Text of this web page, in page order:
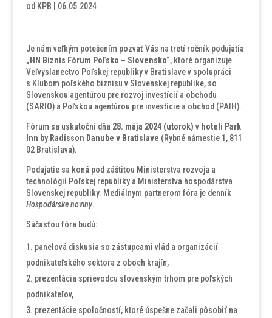
od KPB 06.05.2024
Je nám veľkým potešením pozvať Vás na tretí ročník podujatia
„HN Biznis Fórum Poľsko – Slovensko“, ktoré organizuje
Veľvyslanectvo Poľskej republiky v Bratislave v spolupráci
s Klubom poľského biznisu v Slovenskej republike, so
Slovenskou agentúrou pre rozvoj investícií a obchodu
(SARIO) a Poľskou agentúrou pre investície a obchod (PAIH).
Fórum sa uskutoční dňa 28. mája 2024 (utorok) v hoteli Park
Inn by Radisson Danube v Bratislave (Rybné námestie 1, 811
02 Bratislava).
Podujatie sa koná pod záštitou Ministerstva rozvoja a
technológií Poľskej republiky a Ministerstva hospodárstva
Slovenskej republiky. Mediálnym partnerom fóra je denník
Hospodárske noviny.
Súčasťou fóra budú:
panelová diskusia so zástupcami vlád a organizácií
podnikateľského sektora z oboch krajín,
prezentácia sprievodcu slovenským trhom pre poľských
podnikateľov,
prezentácie spoločností, ktoré úspešne začali pôsobiť na